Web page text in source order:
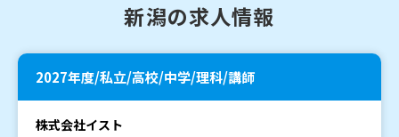
新潟の求人情報
2027年度/私立/高校/中学/理科/講師
株式会社イスト